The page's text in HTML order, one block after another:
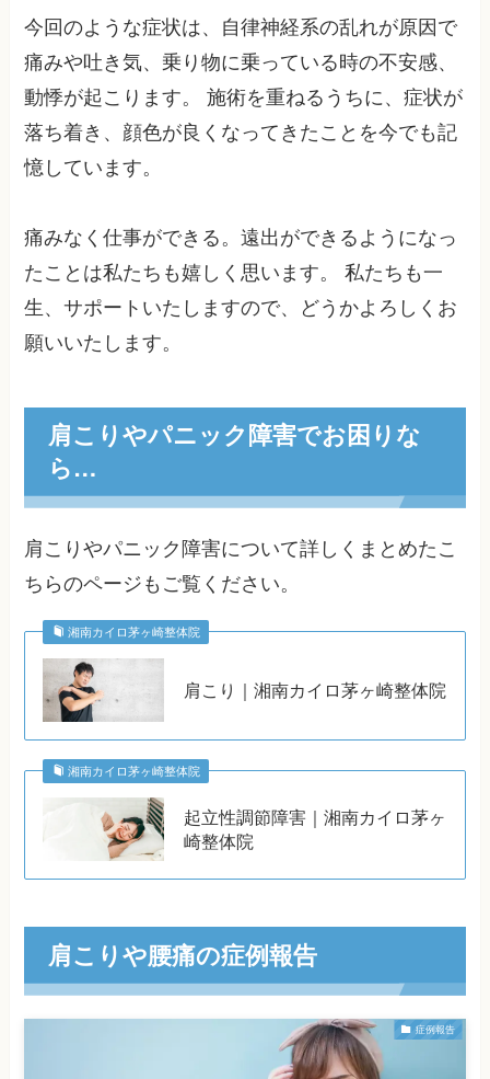
今回のような症状は、自律神経系の乱れが原因で
痛みや吐き気、乗り物に乗っている時の不安感、
動悸が起こります。 施術を重ねるうちに、症状が
落ち着き、顔色が良くなってきたことを今でも記
憶しています。
痛みなく仕事ができる。遠出ができるようになっ
たことは私たちも嬉しく思います。 私たちも一
生、サポートいたしますので、どうかよろしくお
願いいたします。
肩こりやパニック障害でお困りな
ら…
肩こりやパニック障害について詳しくまとめたこ
ちらのページもご覧ください。
湘南カイロ茅ヶ崎整体院
肩こり｜湘南カイロ茅ヶ崎整体院
湘南カイロ茅ヶ崎整体院
起立性調節障害｜湘南カイロ茅ヶ
崎整体院
肩こりや腰痛の症例報告
症例報告